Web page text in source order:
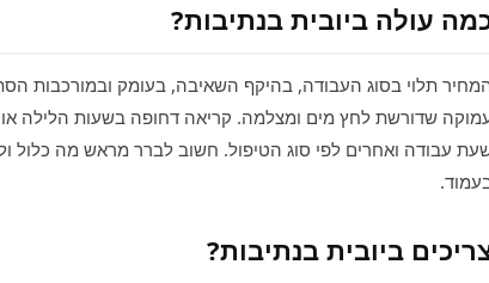
עולה ביובית בנתיבות?
תלוי בסוג העבודה, בהיקף השאיבה, בעומק ובמורכבות
שדורשת לחץ מים ומצלמה. קריאה דחופה בשעות הלילה
עבודה ואחרים לפי סוג הטיפול. חשוב לברר מראש מה כלול
ביובית בנתיבות?